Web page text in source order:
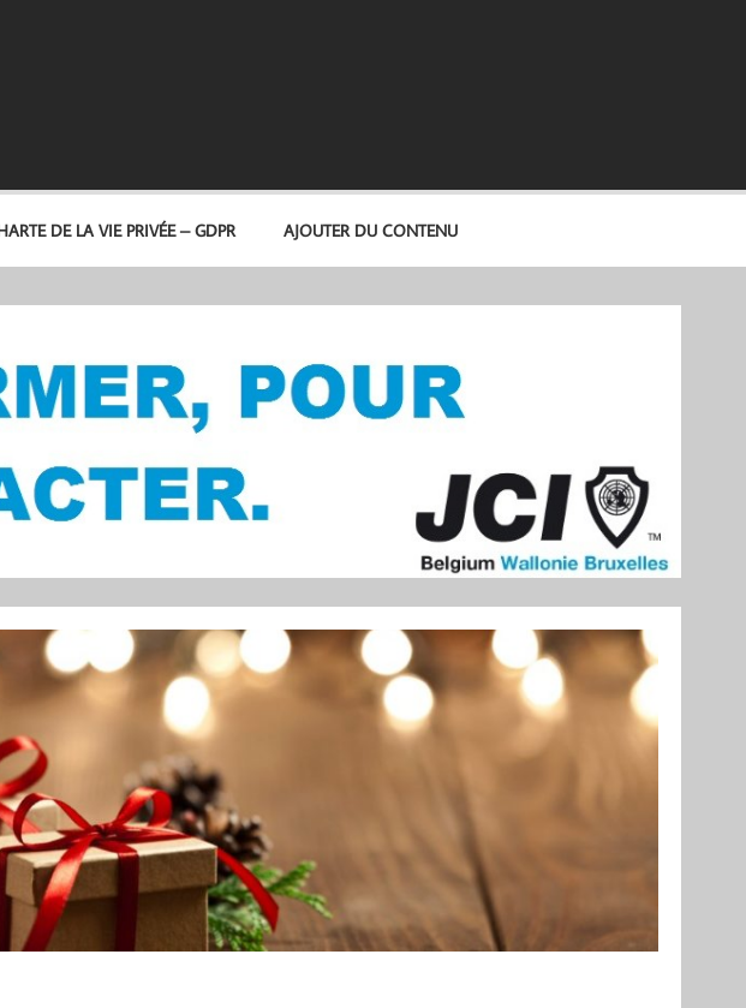
DE LA VIE PRIVÉE – GDPR AJOUTER DU CONTENU